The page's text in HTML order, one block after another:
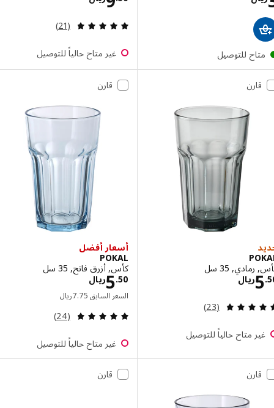
للتوصيل
مراجعة: 4.8 من أصل 5 نجوم. إجمالي المراجعات:
(21)
غير متاح حالياً للتوصيل
قارن
35 سل
ريالالاسعار ريال 5.50
مراجعة: 4.8 من أصل 5 نجوم. إجمالي المراجعات:
(23)
متاح حالياً للتوصيل
قارن
أسعار أفضل
POKAL
كأس, أزرق فاتح, 35 سل
ريال5 الاسعار ريال 5.50
السعر السابق ريال7 .75 السعر السابق ريال 7.75
مراجعة: 4.8 من أصل 5 نجوم. إجمالي المراجعات:
(24)
غير متاح حالياً للتوصيل
قارن قارن